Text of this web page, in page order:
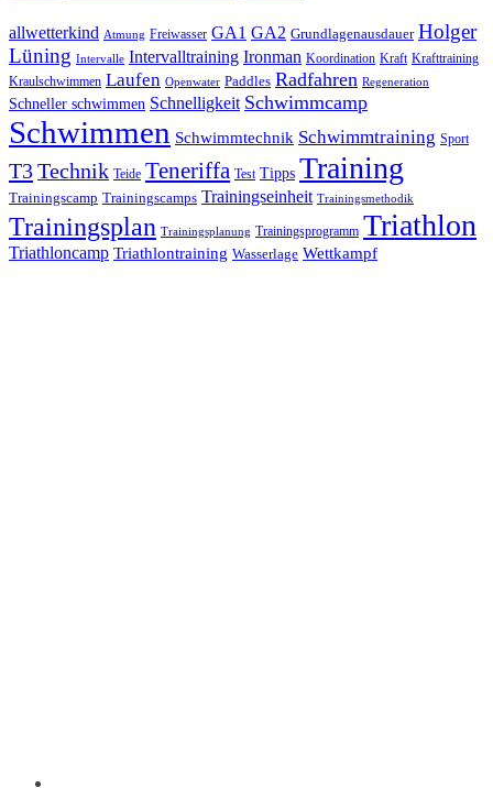
allwetterkind Atmung Freiwasser GA1 GA2 Grundlagenausdauer Holger
Lüning Intervalle Intervalltraining Ironman Koordination Kraft Krafttraining
Kraulschwimmen Laufen Openwater Paddles Radfahren Regeneration
Schneller schwimmen Schnelligkeit Schwimmcamp
Schwimmen Schwimmtechnik Schwimmtraining Sport
T3Technik Teide Teneriffa Test Tipps Training
Trainingscamp Trainingscamps Trainingseinheit Trainingsmethodik
Trainingsplan Trainingsplanung Trainingsprogramm Triathlon
Triathloncamp Triathlontraining Wasserlage Wettkampf